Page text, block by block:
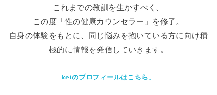
これまでの教訓を生かすべく、
この度「性の健康カウンセラー」を修了。
自身の体験をもとに、同じ悩みを抱いている方に向け積
極的に情報を発信していきます。
keiのプロフィールはこちら。